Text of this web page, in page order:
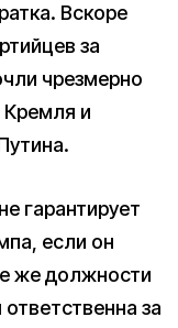
Вскоре
за
чрезмерно
и
гарантирует
если он
же должности
за